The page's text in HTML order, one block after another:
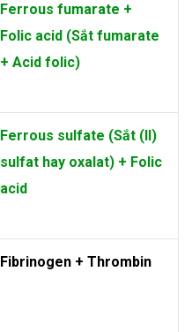
Ferrous fumarate +
Folic acid (Sắt fumarate
+ Acid folic)
Ferrous sulfate (Sắt (II)
sulfat hay oxalat) + Folic
acid
Fibrinogen + Thrombin